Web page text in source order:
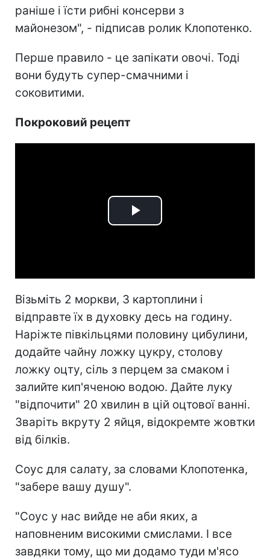
раніше і їсти рибні консерви з
майонезом", - підписав ролик Клопотенко.
Перше правило - це запікати овочі. Тоді
вони будуть супер-смачними і
соковитими.
Покроковий рецепт
Play
Візьміть 2 моркви, 3 картоплини і
відправте їх в духовку десь на годину.
Наріжте півкільцями половину цибулини,
додайте чайну ложку цукру, столову
ложку оцту, сіль з перцем за смаком і
залийте кип'яченою водою. Дайте луку
"відпочити" 20 хвилин в цій оцтової ванні.
Зваріть вкруту 2 яйця, відокремте жовтки
від білків.
Соус для салату, за словами Клопотенка,
"забере вашу душу".
"Соус у нас вийде не аби яких, а
наповненим високими смислами. І все
завдяки тому, що ми додамо туди м'ясо